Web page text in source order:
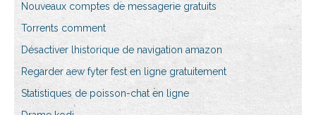
Nouveaux comptes de messagerie gratuits
Torrents comment
Désactiver lhistorique de navigation amazon
Regarder aew fyter fest en ligne gratuitement
Statistiques de poisson-chat en ligne